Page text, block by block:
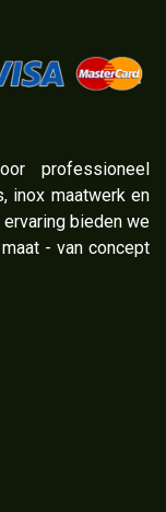
professioneel
inox maatwerk en
ervaring bieden we
- van concept